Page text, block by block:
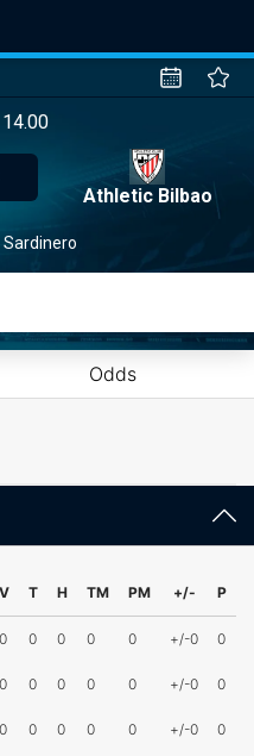
Athletic Bilbao
Sardinero
Odds
V T H TM PM +/- P
0 0 0 0 0 +/-0 0
0 0 0 0 0 +/-0 0
0 0 0 0 0 +/-0 0